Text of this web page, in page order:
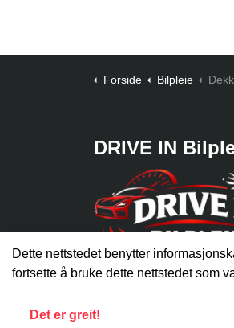
Forside Bilpleie
DRIVE IN
3043 Drammen
Dette nettstedet benytter
fortsette å bruke dette nettstedet som
Det er greit!